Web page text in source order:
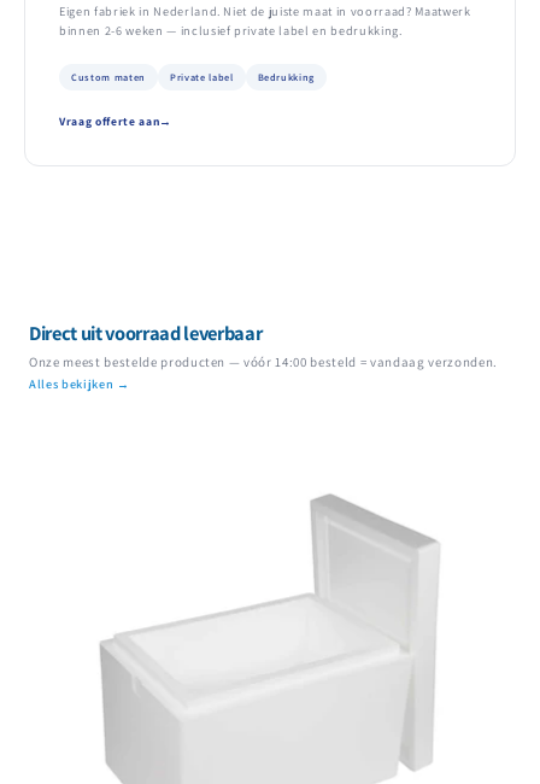
Eigen fabriek in Nederland. Niet de juiste maat in voorraad? Maatwerk
binnen 2-6 weken — inclusief private label en bedrukking.
Custom maten Private label Bedrukking
Vraag offerte aan
Direct uit voorraad leverbaar
Onze meest bestelde producten — vóór 14:00 besteld = vandaag verzonden.
Alles bekijken →